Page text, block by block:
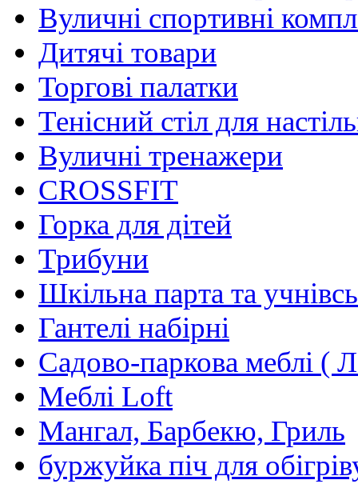
Вуличні спортивні
Дитячі товари
Торгові палатки
Тенісний стіл для
Вуличні тренажери
CROSSFIT
Горка для дітей
Трибуни
Шкільна парта та
Гантелі набірні
Садово-паркова меблі (
Меблі Loft
Мангал, Барбекю, Гриль
буржуйка піч для